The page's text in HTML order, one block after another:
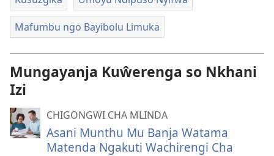
Mafumbu ngo Bayibolu Limuka
Mungayanja Kuŵerenga so Nkhani
Izi
CHIGONGWI CHA MLINDA
Asani Munthu Mu Banja Watama
Matenda Ngakuti Wachirengi Cha